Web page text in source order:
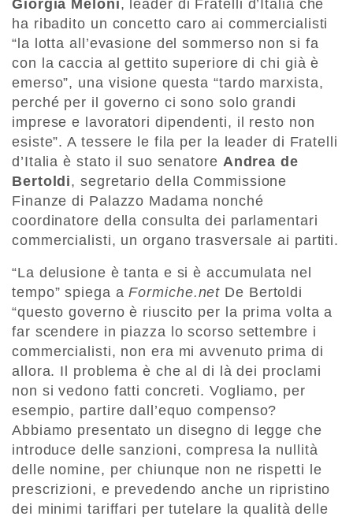
Giorgia Meloni, leader di Fratelli d’Italia che
ha ribadito un concetto caro ai commercialisti
“la lotta all’evasione del sommerso non si fa
con la caccia al gettito superiore di chi già è
emerso”, una visione questa “tardo marxista,
perché per il governo ci sono solo grandi
imprese e lavoratori dipendenti, il resto non
esiste”. A tessere le fila per la leader di Fratelli
d’Italia è stato il suo senatore Andrea de
Bertoldi, segretario della Commissione
Finanze di Palazzo Madama nonché
coordinatore della consulta dei parlamentari
commercialisti, un organo trasversale ai partiti.
“La delusione è tanta e si è accumulata nel
tempo” spiega aFormiche.net De Bertoldi
“questo governo è riuscito per la prima volta a
far scendere in piazza lo scorso settembre i
commercialisti, non era mi avvenuto prima di
allora. Il problema è che al di là dei proclami
non si vedono fatti concreti. Vogliamo, per
esempio, partire dall’equo compenso?
Abbiamo presentato un disegno di legge che
introduce delle sanzioni, compresa la nullità
delle nomine, per chiunque non ne rispetti le
prescrizioni, e prevedendo anche un ripristino
dei minimi tariffari per tutelare la qualità delle